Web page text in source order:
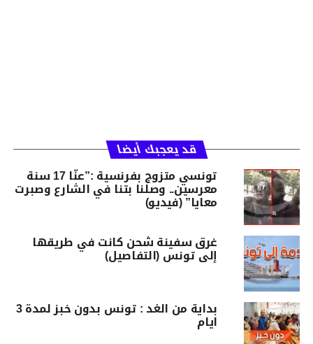
قد يعجبك أيضا
تونسي متزوج بفرنسية :”عنّا 17 سنة
معرسين.. وصلنا بتنا في الشارع وصبرت
معايا” (فيديو)
غرق سفينة شحن كانت في طريقها
إلى تونس (التفاصيل)
بداية من الغد : تونس بدون خبز لمدة 3
ايام